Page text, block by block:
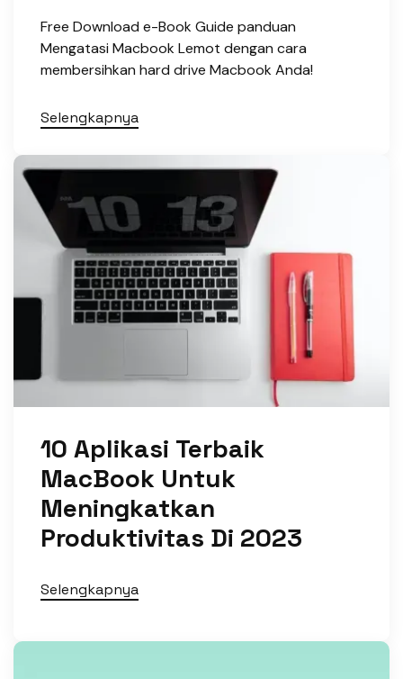
Free Download e-Book Guide panduan
Mengatasi Macbook Lemot dengan cara
membersihkan hard drive Macbook Anda!
Selengkapnya
10 Aplikasi Terbaik
MacBook Untuk
Meningkatkan
Produktivitas Di 2023
Selengkapnya